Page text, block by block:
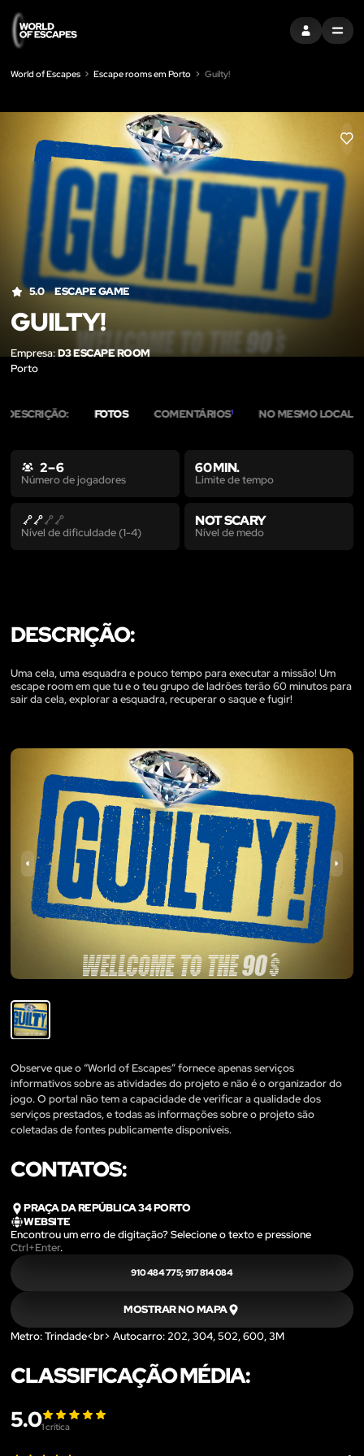
ENTRARMENU
World of Escapes Escape rooms em Porto Guilty!
LIKE
5.0 ESCAPE GAME
GUILTY!
Empresa:D3 ESCAPE ROOM
Porto
DESCRIÇÃO: FOTOS COMENTÁRIOS1 NO MESMO LOCAL
2 – 6
Número de jogadores
60 MIN.
Limite de tempo
Nível de dificuldade (1-4)
NOT SCARY
Nível de medo
DESCRIÇÃO:
Uma cela, uma esquadra e pouco tempo para executar a missão! Um
escape room em que tu e o teu grupo de ladrões terão 60 minutos para
sair da cela, explorar a esquadra, recuperar o saque e fugir!
Observe que o “World of Escapes” fornece apenas serviços
informativos sobre as atividades do projeto e não é o organizador do
jogo. O portal não tem a capacidade de verificar a qualidade dos
serviços prestados, e todas as informações sobre o projeto são
coletadas de fontes publicamente disponíveis.
CONTATOS:
PRAÇA DA REPÚBLICA 34 PORTO
WEBSITE
Encontrou um erro de digitação? Selecione o texto e pressione
Ctrl+Enter.
910 484 775; 917 814 084
MOSTRAR NO MAPA
Metro: Trindade<br> Autocarro: 202, 304, 502, 600, 3M
CLASSIFICAÇÃO MÉDIA:
5.01crítica